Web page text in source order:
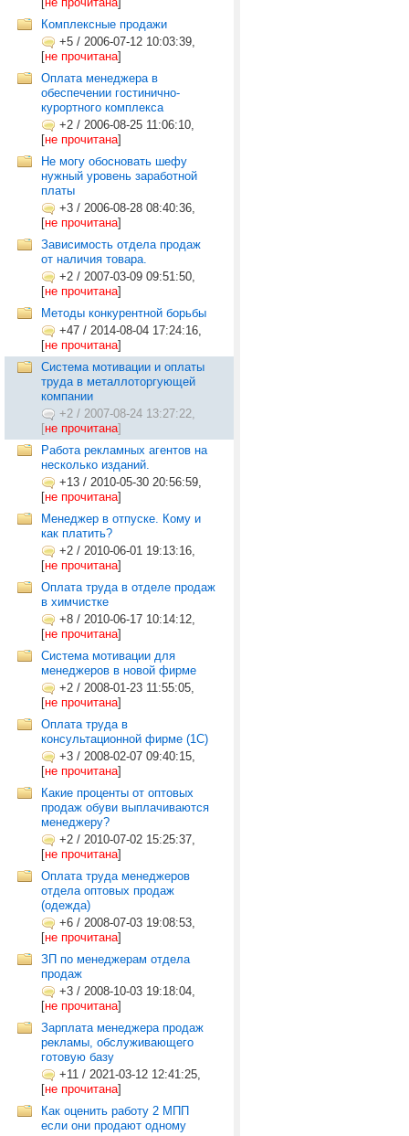
Комплексные продажи
+5 / 2006-07-12 10:03:39,
[не прочитана]
Оплата менеджера в
обеспечении гостинично-
курортного комплекса
+2 / 2006-08-25 11:06:10,
[не прочитана]
Не могу обосновать шефу
нужный уровень заработной
платы
+3 / 2006-08-28 08:40:36,
[не прочитана]
Зависимость отдела продаж
от наличия товара.
+2 / 2007-03-09 09:51:50,
[не прочитана]
Методы конкурентной борьбы
+47 / 2014-08-04 17:24:16,
[не прочитана]
Cистема мотивации и оплаты
труда в металлоторгующей
компании
+2 / 2007-08-24 13:27:22,
[не прочитана]
Работа рекламных агентов на
несколько изданий.
+13 / 2010-05-30 20:56:59,
[не прочитана]
Менеджер в отпуске. Кому и
как платить?
+2 / 2010-06-01 19:13:16,
[не прочитана]
Оплата труда в отделе продаж
в химчистке
+8 / 2010-06-17 10:14:12,
[не прочитана]
Система мотивации для
менеджеров в новой фирме
+2 / 2008-01-23 11:55:05,
[не прочитана]
Оплата труда в
консультационной фирме (1C)
+3 / 2008-02-07 09:40:15,
[не прочитана]
Какие проценты от оптовых
продаж обуви выплачиваются
менеджеру?
+2 / 2010-07-02 15:25:37,
[не прочитана]
Оплата труда менеджеров
отдела оптовых продаж
(одежда)
+6 / 2008-07-03 19:08:53,
[не прочитана]
ЗП по менеджерам отдела
продаж
+3 / 2008-10-03 19:18:04,
[не прочитана]
Зарплата менеджера продаж
рекламы, обслуживающего
готовую базу
+11 / 2021-03-12 12:41:25,
[не прочитана]
Как оценить работу 2 МПП
если они продают одному